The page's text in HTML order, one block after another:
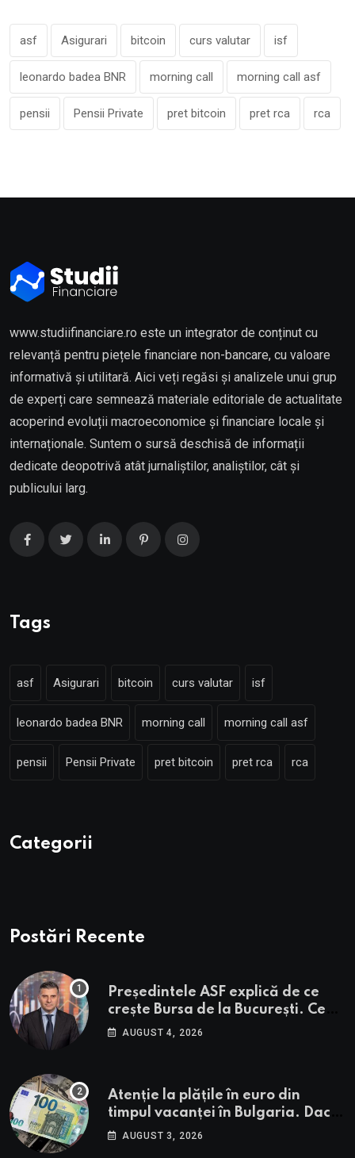
asf Asigurari bitcoin curs valutar isf
leonardo badea BNR morning call morning call asf
pensii Pensii Private pret bitcoin pret rca rca
www.studiifinanciare.ro este un integrator de conținut cu
relevanță pentru piețele financiare non-bancare, cu valoare
informativă și utilitară. Aici veți regăsi și analizele unui grup
de experți care semnează materiale editoriale de actualitate
acoperind evoluții macroeconomice și financiare locale și
internaționale. Suntem o sursă deschisă de informații
dedicate deopotrivă atât jurnaliștilor, analiștilor, cât și
publicului larg.
Tags
asf Asigurari bitcoin curs valutar isf
leonardo badea BNR morning call morning call asf
pensii Pensii Private pret bitcoin pret rca rca
Categorii
Postări Recente
Președintele ASF explică de ce
crește Bursa de la București. Ce
urmează pentru BVB potrivit lui
AUGUST 4, 2026
Atenție la plățile în euro din
timpul vacanței în Bulgaria. Dacă
în România cele mai falsificate
AUGUST 3, 2026